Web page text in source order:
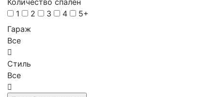
Количество спален
1
2 3 4
5+
Гараж
Все
Стиль
Все